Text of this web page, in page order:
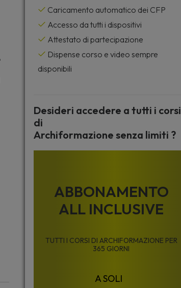
Caricamento automatico dei CFP
Accesso da tutti i dispositivi
Attestato di partecipazione
Dispense corso e video sempre
disponibili
Desideri accedere a tutti i corsi
di
Archiformazione senza limiti ?
ABBONAMENTO
ALL INCLUSIVE
TUTTI I CORSI DI ARCHIFORMAZIONE PER
365 GIORNI